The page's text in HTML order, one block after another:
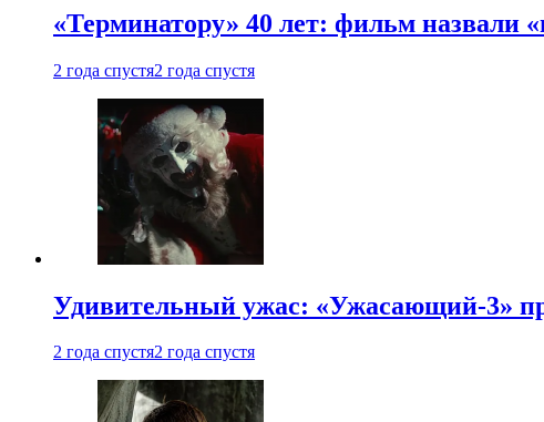
«Терминатору» 40 лет: фильм назвали
2 года спустя2 года спустя
Удивительный ужас: «Ужасающий-3»
2 года спустя2 года спустя